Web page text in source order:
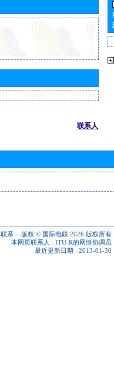
联系人
系 - 版权 © 国际电联 2026 版权所有
本网页联系人 : ITU-R的网络协调员
最近更新日期 : 2013-01-30